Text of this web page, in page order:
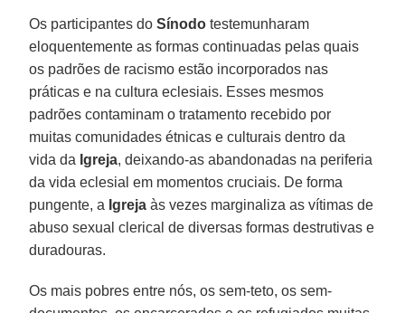
Os participantes doSínodo testemunharam
eloquentemente as formas continuadas pelas quais
os padrões de racismo estão incorporados nas
práticas e na cultura eclesiais. Esses mesmos
padrões contaminam o tratamento recebido por
muitas comunidades étnicas e culturais dentro da
vida da Igreja, deixando-as abandonadas na periferia
da vida eclesial em momentos cruciais. De forma
pungente, a Igreja às vezes marginaliza as vítimas de
abuso sexual clerical de diversas formas destrutivas e
duradouras.
Os mais pobres entre nós, os sem-teto, os sem-